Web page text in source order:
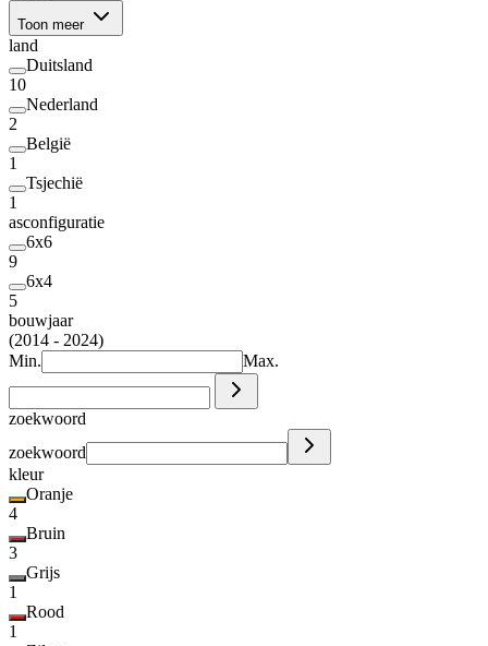
Toon meer
land
Duitsland
10
Nederland
2
België
1
Tsjechië
1
asconfiguratie
6x6
9
6x4
5
bouwjaar
(2014 - 2024)
Min.
Max.
zoekwoord
zoekwoord
kleur
Oranje
4
Bruin
3
Grijs
1
Rood
1